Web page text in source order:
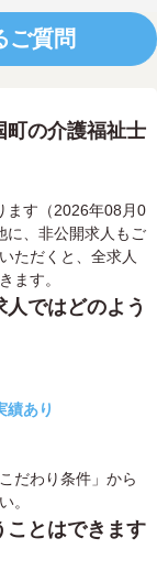
ご質問
町の介護福祉士
ます（2026年08月0
に、非公開求人もご
ただくと、全求人
ます。
ではどのよう
績あり
だわり条件」から
。
ことはできます